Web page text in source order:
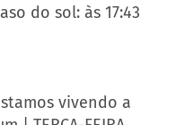
do sol: às 17:43
vivendo a